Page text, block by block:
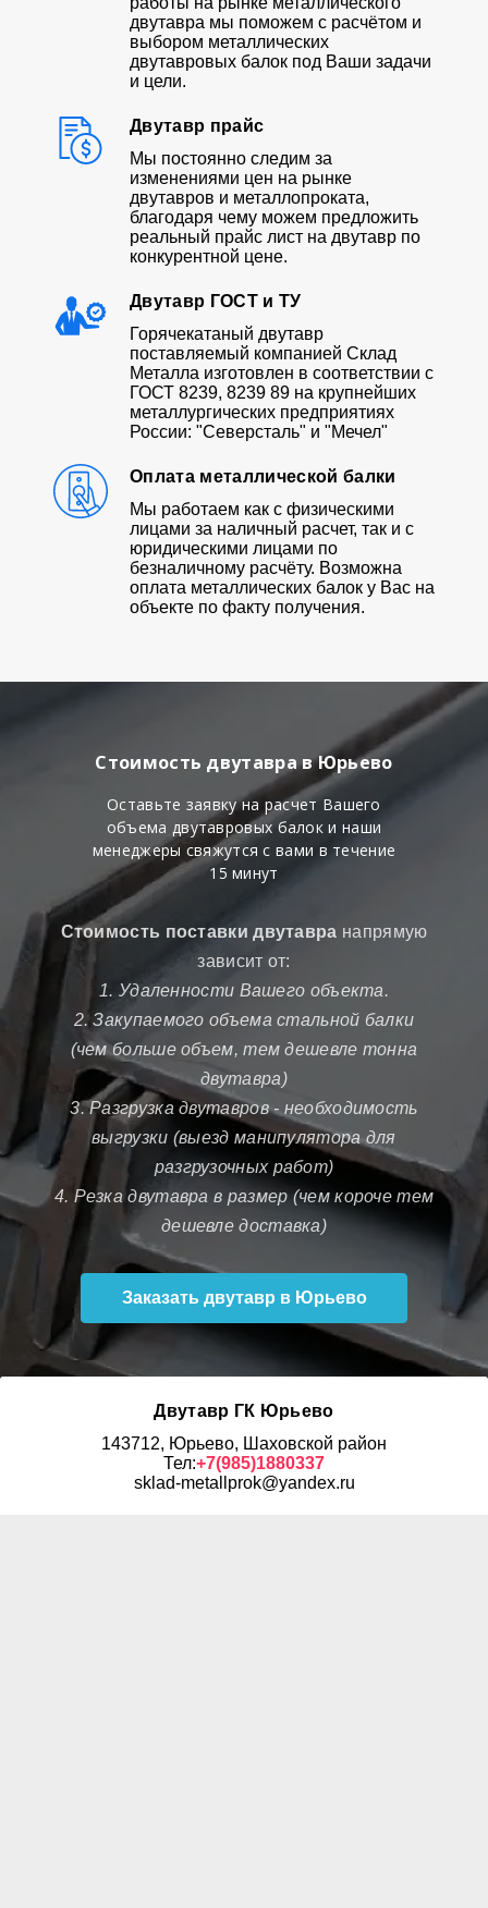
двутавра мы поможем с расчётом и
выбором металлических
двутавровых балок под Ваши задачи
и цели.
Двутавр прайс
Мы постоянно следим за
изменениями цен на рынке
двутавров и металлопроката,
благодаря чему можем предложить
реальный прайс лист на двутавр по
конкурентной цене.
Двутавр ГОСТ и ТУ
Горячекатаный двутавр
поставляемый компанией Склад
Металла изготовлен в соответствии с
ГОСТ 8239, 8239 89 на крупнейших
металлургических предприятиях
России: "Северсталь" и "Мечел"
Оплата металлической балки
Мы работаем как с физическими
лицами за наличный расчет, так и с
юридическими лицами по
безналичному расчёту. Возможна
оплата металлических балок у Вас на
объекте по факту получения.
Стоимость двутавра в Юрьево
Оставьте заявку на расчет Вашего
объема двутавровых балок и наши
менеджеры свяжутся с вами в течение
15 минут
Стоимость поставки двутавра напрямую
зависит от:
1. Удаленности Вашего объекта.
2. Закупаемого объема стальной балки
(чем больше объем, тем дешевле тонна
двутавра)
3. Разгрузка двутавров - необходимость
выгрузки (выезд манипулятора для
разгрузочных работ)
4. Резка двутавра в размер (чем короче тем
дешевле доставка)
Заказать двутавр в Юрьево
Двутавр ГК Юрьево
143712, Юрьево, Шаховской район
Тел:+7(985)1880337
sklad-metallprok@yandex.ru